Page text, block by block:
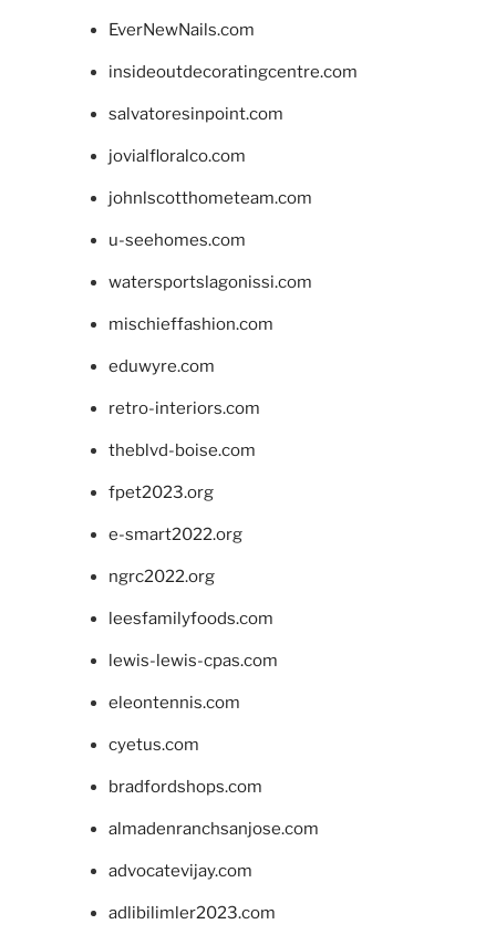
EverNewNails.com
insideoutdecoratingcentre.com
salvatoresinpoint.com
jovialfloralco.com
johnlscotthometeam.com
u-seehomes.com
watersportslagonissi.com
mischieffashion.com
eduwyre.com
retro-interiors.com
theblvd-boise.com
fpet2023.org
e-smart2022.org
ngrc2022.org
leesfamilyfoods.com
lewis-lewis-cpas.com
eleontennis.com
cyetus.com
bradfordshops.com
almadenranchsanjose.com
advocatevijay.com
adlibilimler2023.com